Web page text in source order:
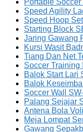
Speed Agility
Speed Hoop
Starting Block
Jaring Gawang
Kursi Wasit
Tiang Dan Net
Soccer Training
Balok Start Lari
Balok
Soccer Wall
Palang Sejajar
Antena Bola
Meja Lompat
Gawang